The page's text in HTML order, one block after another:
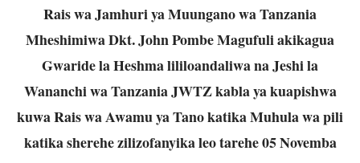
Rais wa Jamhuri ya Muungano wa Tanzania
Mheshimiwa Dkt. John Pombe Magufuli akikagua
Gwaride la Heshma lililoandaliwa na Jeshi la
Wananchi wa Tanzania JWTZ kabla ya kuapishwa
kuwa Rais wa Awamu ya Tano katika Muhula wa pili
katika sherehe zilizofanyika leo tarehe 05 Novemba